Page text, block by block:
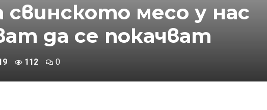
месо у нас
да се покачват
112 0